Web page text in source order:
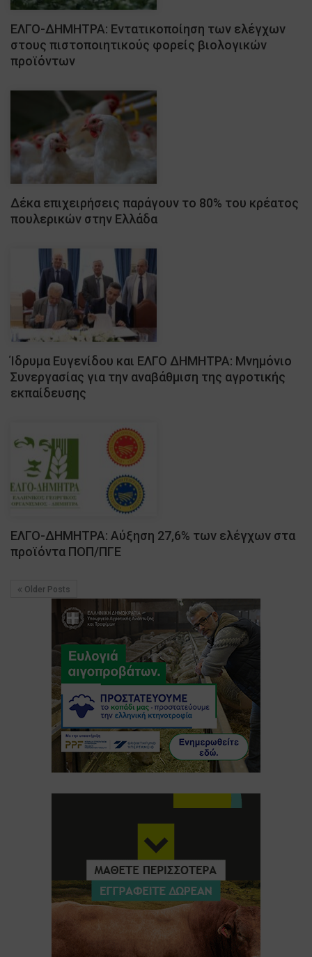
ΕΛΓΟ-ΔΗΜΗΤΡΑ: Εντατικοποίηση των ελέγχων
στους πιστοποιητικούς φορείς βιολογικών
προϊόντων
Δέκα επιχειρήσεις παράγουν το 80% του κρέατος
πουλερικών στην Ελλάδα
Ίδρυμα Ευγενίδου και ΕΛΓΟ ΔΗΜΗΤΡΑ: Μνημόνιο
Συνεργασίας για την αναβάθμιση της αγροτικής
εκπαίδευσης
ΕΛΓΟ-ΔΗΜΗΤΡΑ: Αύξηση 27,6% των ελέγχων στα
προϊόντα ΠΟΠ/ΠΓΕ
Older Posts